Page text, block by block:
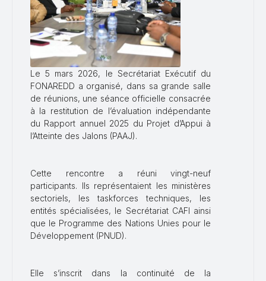
Le 5 mars 2026, le Secrétariat Exécutif du
FONAREDD a organisé, dans sa grande salle
de réunions, une séance officielle consacrée
à la restitution de l’évaluation indépendante
du Rapport annuel 2025 du Projet d’Appui à
l’Atteinte des Jalons (PAAJ).
Cette rencontre a réuni vingt-neuf
participants. Ils représentaient les ministères
sectoriels, les taskforces techniques, les
entités spécialisées, le Secrétariat CAFI ainsi
que le Programme des Nations Unies pour le
Développement (PNUD).
Elle s’inscrit dans la continuité de la